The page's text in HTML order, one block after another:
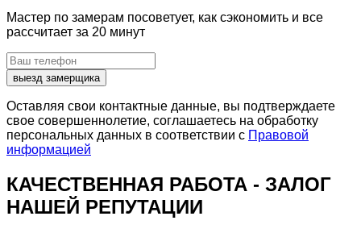
Мастер по замерам посоветует, как сэкономить и все
рассчитает за 20 минут
выезд замерщика
Оставляя свои контактные данные, вы подтверждаете
свое совершеннолетие, соглашаетесь на обработку
персональных данных в соответствии с Правовой
информацией
КАЧЕСТВЕННАЯ РАБОТА - ЗАЛОГ
НАШЕЙ РЕПУТАЦИИ